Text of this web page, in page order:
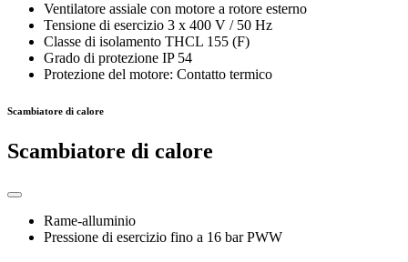
Ventilatore assiale con motore a rotore esterno
Tensione di esercizio 3 x 400 V / 50 Hz
Classe di isolamento THCL 155 (F)
Grado di protezione IP 54
Protezione del motore: Contatto termico
Scambiatore di calore
Scambiatore di calore
Rame-alluminio
Pressione di esercizio fino a 16 bar PWW